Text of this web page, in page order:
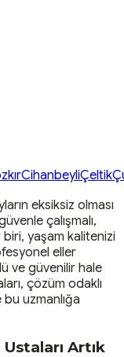
CihanbeyliÇeltik
eksiksiz olması
çalışmalı,
yaşam kalitenizi
eller
ve güvenilir hale
çözüm odaklı
uzmanlığa
Artık